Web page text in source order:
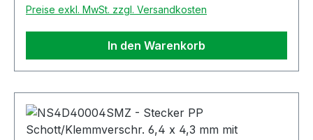
Preise exkl. MwSt. zzgl. Versandkosten
In den Warenkorb